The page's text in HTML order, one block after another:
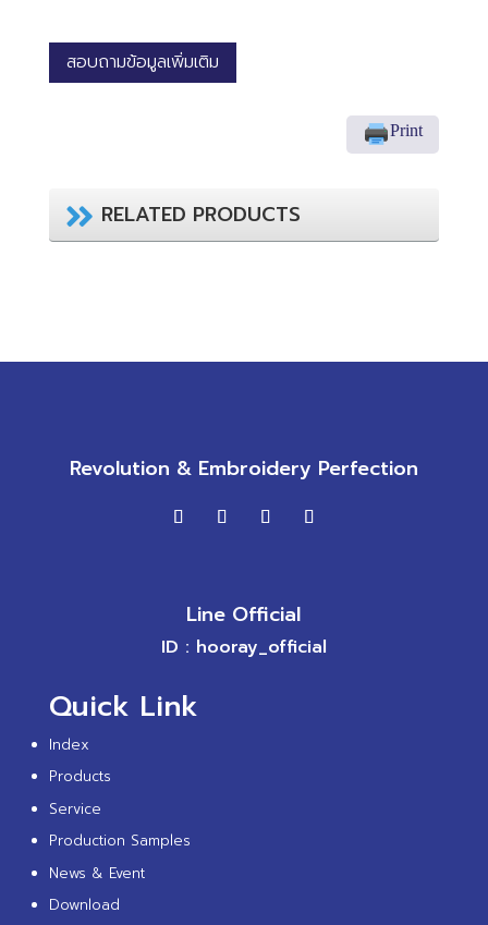
สอบถามข้อมูลเพิ่มเติม
Print
RELATED PRODUCTS
Revolution & Embroidery Perfection
Line Official
ID : hooray_official
Quick Link
Index
Products
Service
Production Samples
News & Event
Download